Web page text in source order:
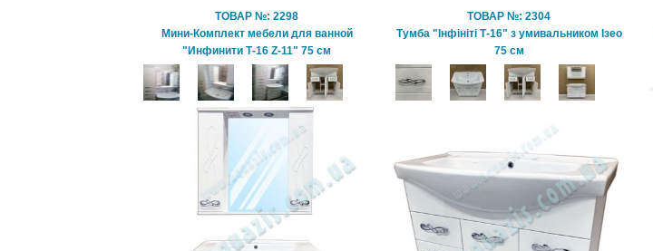
ТОВАР №: 2298
Мини-Комплект мебели для ванной
"Инфинити Т-16 Z-11" 75 см
ТОВАР №: 2304
Тумба "Інфініті Т-16" з умивальником Ізео
75 см